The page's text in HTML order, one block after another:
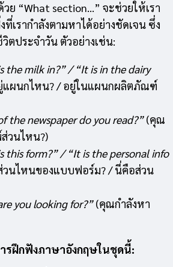
ย “What section…” จะช่วยให้เรา
เรากำลังตามหาได้อย่างชัดเจน ซึ่ง
ตประจำวัน ตัวอย่างเช่น:
the milk in?” / “It is in the dairy
ผนกไหน? / อยู่ในแผนกผลิตภัณฑ์
the newspaper do you read?”(คุณ
วนไหน?)
this form?” / “It is the personal info
นไหนของแบบฟอร์ม? / นี่คือส่วน
you looking for?”(คุณกำลังหา
รฝึกฟังภาษาอังกฤษในชุดนี้: